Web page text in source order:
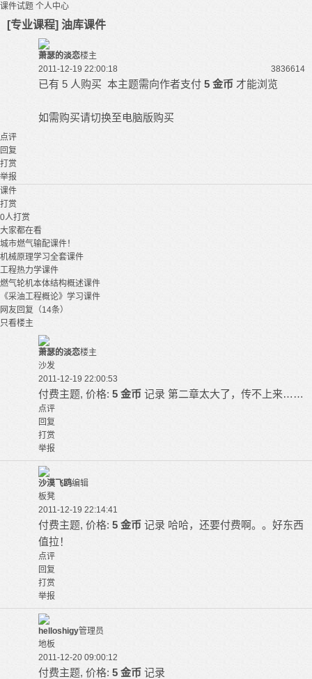
课件试题 个人中心
[专业课程] 油库课件
萧瑟的淡恋楼主
2011-12-19 22:00:18
3836614
已有 5 人购买 本主题需向作者支付 5 金币 才能浏览
如需购买请切换至电脑版购买
点评
回复
打赏
举报
课件
打赏
0人打赏
大家都在看
城市燃气输配课件！
机械原理学习全套课件
工程热力学课件
燃气轮机本体结构概述课件
《采油工程概论》学习课件
网友回复（14条）
只看楼主
萧瑟的淡恋楼主
沙发
2011-12-19 22:00:53
付费主题, 价格: 5 金币 记录 第二章太大了，传不上来……
点评
回复
打赏
举报
沙漠飞鸥编辑
板凳
2011-12-19 22:14:41
付费主题, 价格: 5 金币 记录 哈哈，还要付费啊。。好东西
值拉！
点评
回复
打赏
举报
helloshigy管理员
地板
2011-12-20 09:00:12
付费主题, 价格: 5 金币 记录